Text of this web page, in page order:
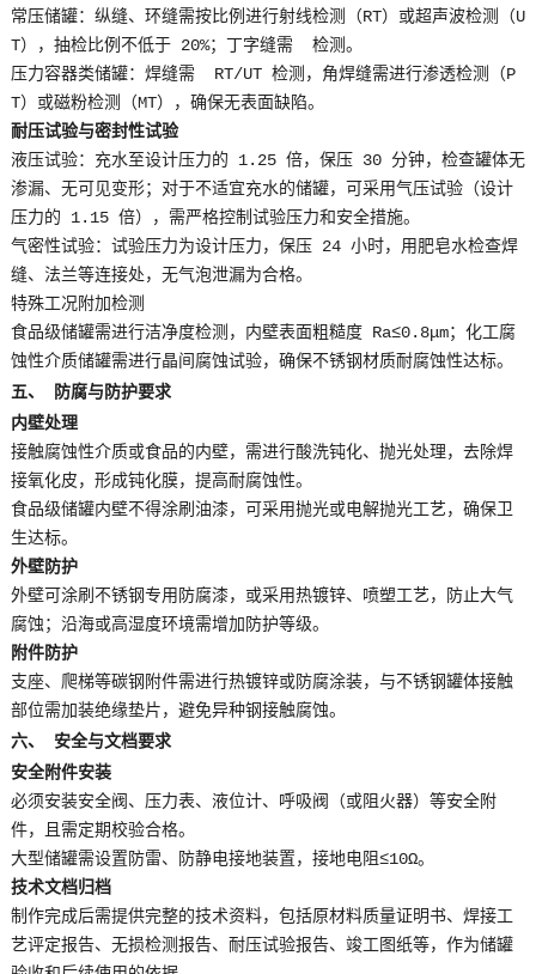
常压储罐：纵缝、环缝需按比例进行射线检测（RT）或超声波检测（U
T），抽检比例不低于 20%；丁字缝需 检测。
压力容器类储罐：焊缝需 RT/UT 检测，角焊缝需进行渗透检测（P
T）或磁粉检测（MT），确保无表面缺陷。
耐压试验与密封性试验
液压试验：充水至设计压力的 1.25 倍，保压 30 分钟，检查罐体无
渗漏、无可见变形；对于不适宜充水的储罐，可采用气压试验（设计
压力的 1.15 倍），需严格控制试验压力和安全措施。
气密性试验：试验压力为设计压力，保压 24 小时，用肥皂水检查焊
缝、法兰等连接处，无气泡泄漏为合格。
特殊工况附加检测
食品级储罐需进行洁净度检测，内壁表面粗糙度 Ra≤0.8μm；化工腐
蚀性介质储罐需进行晶间腐蚀试验，确保不锈钢材质耐腐蚀性达标。
五、 防腐与防护要求
内壁处理
接触腐蚀性介质或食品的内壁，需进行酸洗钝化、抛光处理，去除焊
接氧化皮，形成钝化膜，提高耐腐蚀性。
食品级储罐内壁不得涂刷油漆，可采用抛光或电解抛光工艺，确保卫
生达标。
外壁防护
外壁可涂刷不锈钢专用防腐漆，或采用热镀锌、喷塑工艺，防止大气
腐蚀；沿海或高湿度环境需增加防护等级。
附件防护
支座、爬梯等碳钢附件需进行热镀锌或防腐涂装，与不锈钢罐体接触
部位需加装绝缘垫片，避免异种钢接触腐蚀。
六、 安全与文档要求
安全附件安装
必须安装安全阀、压力表、液位计、呼吸阀（或阻火器）等安全附
件，且需定期校验合格。
大型储罐需设置防雷、防静电接地装置，接地电阻≤10Ω。
技术文档归档
制作完成后需提供完整的技术资料，包括原材料质量证明书、焊接工
艺评定报告、无损检测报告、耐压试验报告、竣工图纸等，作为储罐